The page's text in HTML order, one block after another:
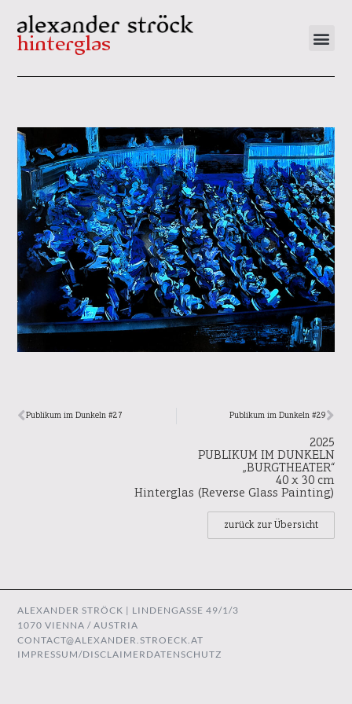
hinterglas
Publikum im Dunkeln #27 Publikum im Dunkeln #29
2025
PUBLIKUM IM DUNKELN
„BURGTHEATER“
40 x 30 cm
Hinterglas (Reverse Glass Painting)
zurück zur Übersicht
ALEXANDER STRÖCK | LINDENGASSE 49/1/3
1070 VIENNA / AUSTRIA
CONTACT@ALEXANDER.STROECK.AT
IMPRESSUM/DISCLAIMER DATENSCHUTZ